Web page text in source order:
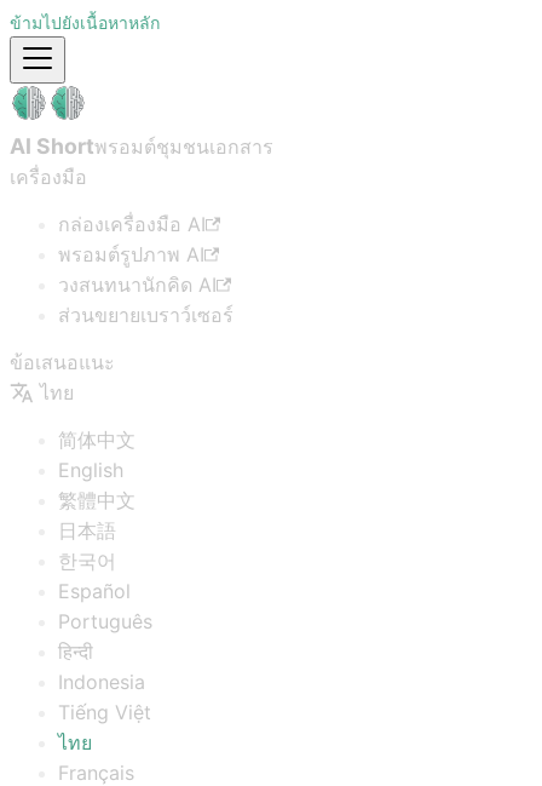
ข้ามไปยังเนื้อหาหลัก
AI Shortพรอมต์ชุมชนเอกสาร
เครื่องมือ
กล่องเครื่องมือ AI
พรอมต์รูปภาพ AI
วงสนทนานักคิด AI
ส่วนขยายเบราว์เซอร์
ข้อเสนอแนะ
ไทย
简体中文
English
繁體中文
日本語
한국어
Español
Português
हिन्दी
Indonesia
Tiếng Việt
ไทย
Français